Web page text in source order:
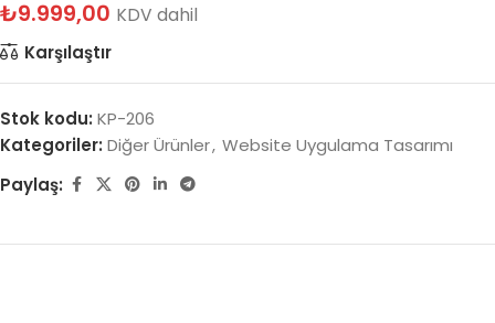
₺9.999,00 KDV dahil
Karşılaştır
Stok kodu: KP-206
Kategoriler: Diğer Ürünler, Website Uygulama Tasarımı
Paylaş: